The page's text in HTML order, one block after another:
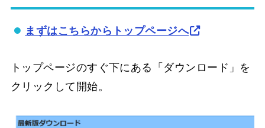
まずはこちらからトップページへ
トップページのすぐ下にある「ダウンロード」を
クリックして開始。